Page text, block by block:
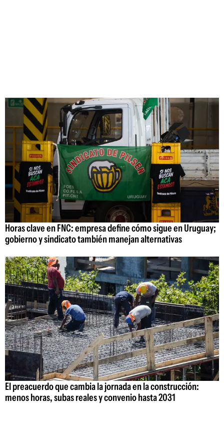
Horas clave en FNC: empresa define cómo sigue en Uruguay;
gobierno y sindicato también manejan alternativas
El preacuerdo que cambia la jornada en la construcción:
menos horas, subas reales y convenio hasta 2031